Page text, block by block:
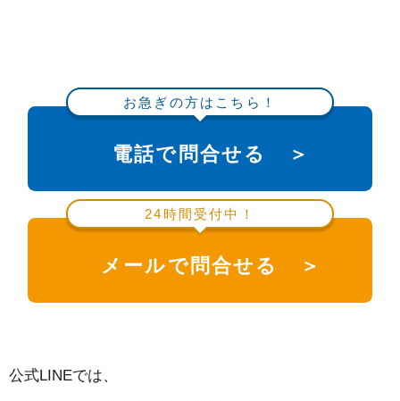
お急ぎの方はこちら！
電話で問合せる ＞
24時間受付中！
メールで問合せる ＞
公式LINEでは、